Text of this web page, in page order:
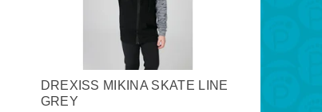
DREXISS MIKINA SKATE LINE
GREY